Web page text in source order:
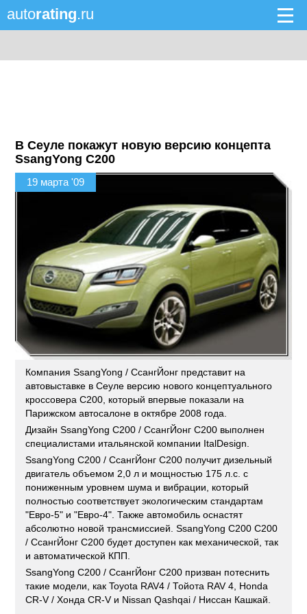
autorating.ru
В Сеуле покажут новую версию концепта
SsangYong C200
19 марта '09
Компания SsangYong / СсангЙонг представит на
автовыставке в Сеуле версию нового концептуального
кроссовера С200, который впервые показали на
Парижском автосалоне в октябре 2008 года.
Дизайн SsangYong C200 / СсангЙонг C200 выполнен
специалистами итальянской компании ItalDesign.
SsangYong C200 / СсангЙонг C200 получит дизельный
двигатель объемом 2,0 л и мощностью 175 л.с. с
пониженным уровнем шума и вибрации, который
полностью соответствует экологическим стандартам
"Евро-5" и "Евро-4". Также автомобиль оснастят
абсолютно новой трансмиссией. SsangYong C200 C200
/ СсангЙонг C200 будет доступен как механической, так
и автоматической КПП.
SsangYong C200 / СсангЙонг C200 призван потеснить
такие модели, как Toyota RAV4 / Тойота RAV 4, Honda
CR-V / Хонда CR-V и Nissan Qashqai / Ниссан Кашкай.